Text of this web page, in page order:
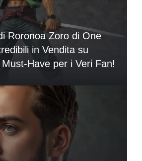
Roronoa Zoro di One
in Vendita su
Have per i Veri Fan!